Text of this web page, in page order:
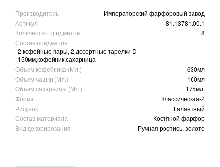
Производитель
Императорский фарфоровый завод
Артикул
81.13781.00.1
Количество предметов
8
Состав предметов
2 кофейные пары, 2 десертные тарелки D-
150мм,кофейник,сахарница
Объем кофейника (Мл.)
630мл
Объем чашки (Мл.)
160мл
Объем сахарницы (Мл.)
175мл.
Форма
Классическая-2
Рисунок
Галантный
Состав материала
Костяной фарфор
Вид декорирования
Ручная роспись, золото